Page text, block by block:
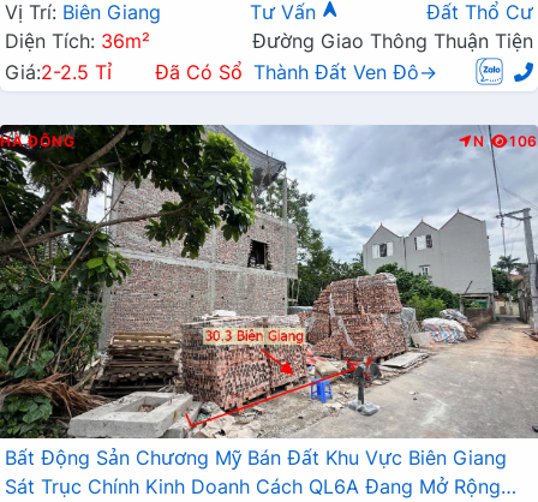
Vị Trí: Biên Giang Tư Vấn
Đất Thổ Cư
Diện Tích: 36m²
Đường Giao Thông Thuận Tiện
Giá:2-2.5 Tỉ Đã Có Sổ Thành Đất Ven Đô→
HÀ ĐÔNG N 106
Bất Động Sản Chương Mỹ Bán Đất Khu Vực Biên Giang
Sát Trục Chính Kinh Doanh Cách QL6A Đang Mở Rộng